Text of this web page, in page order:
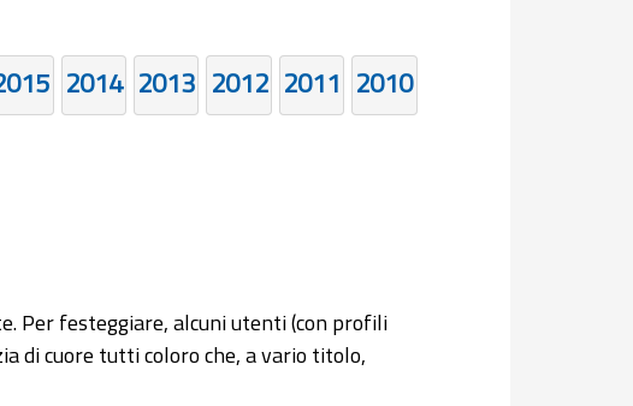
2014 2013 2012 2011 2010
Per festeggiare, alcuni utenti (con profili
di cuore tutti coloro che, a vario titolo,